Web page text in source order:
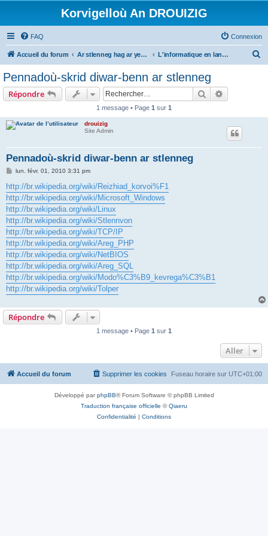
Korvigelloù An DROUIZIG
FAQ Connexion
Accueil du forum Ar stlenneg hag ar yezhoù bihan er bed a-bezh L'informatique en langues régionales et minoritaires
Pennadoù-skrid diwar-benn ar stlenneg
Répondre Rechercher
1 message • Page 1 sur 1
drouizig
Site Admin
Pennadoù-skrid diwar-benn ar stlenneg
M
s
s
a
g
e
lun. févr. 01, 2010 3:31 pm
http://br.wikipedia.org/wiki/Reizhiad_korvoi%F1
http://br.wikipedia.org/wiki/Microsoft_Windows
http://br.wikipedia.org/wiki/Linux
http://br.wikipedia.org/wiki/Stlennvon
http://br.wikipedia.org/wiki/TCP/IP
http://br.wikipedia.org/wiki/Areg_PHP
http://br.wikipedia.org/wiki/NetBIOS
http://br.wikipedia.org/wiki/Areg_SQL
http://br.wikipedia.org/wiki/Modo%C3%B9_kevrega%C3%B1
http://br.wikipedia.org/wiki/Tolper
Répondre
1 message • Page 1 sur 1
Aller
Accueil du forum Fuseau horaire sur UTC+01:00
Supprimer les cookies
Développé parphpBB® Forum Software © phpBB Limited
Traduction française officielle ©Qiaeru
Confidentialité | Conditions